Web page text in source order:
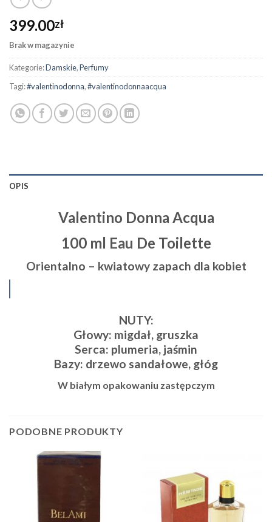
399.00zł
Brak w magazynie
Kategorie:Damskie,Perfumy
Tagi:#valentinodonna,#valentinodonnaacqua
OPIS
Valentino Donna Acqua
100 ml Eau De Toilette
Orientalno – kwiatowy zapach dla kobiet
NUTY:
Głowy: migdał, gruszka
Serca: plumeria, jaśmin
Bazy: drzewo sandałowe, głóg
W białym opakowaniu zastępczym
PODOBNE PRODUKTY